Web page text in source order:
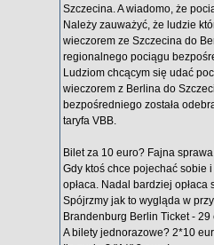
Szczecina. A wiadomo, że
Należy zauważyć, że ludzie
wieczorem ze Szczecina do
regionalnego pociągu
Ludziom chcącym się udać
wieczorem z Berlina do
bezpośredniego została
taryfa VBB.
Bilet za 10 euro? Fajna
Gdy ktoś chce pojechać sobie
opłaca. Nadal bardziej opłaca
Spójrzmy jak to wygląda w
Brandenburg Berlin Ticket - 29
A bilety jednorazowe? 2*10